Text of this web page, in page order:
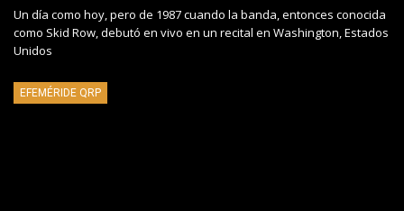
Un día como hoy, pero de 1987 cuando la banda, entonces conocida
como Skid Row, debutó en vivo en un recital en Washington, Estados
Unidos
EFEMÉRIDE QRP